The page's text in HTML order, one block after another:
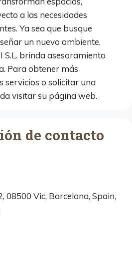
a las necesidades
Ya sea que busque
un nuevo ambiente,
S.L. brinda asesoramiento
Para obtener más
servicios o solicitar una
visitar su página web.
de contacto
08500 Vic, Barcelona, Spain,